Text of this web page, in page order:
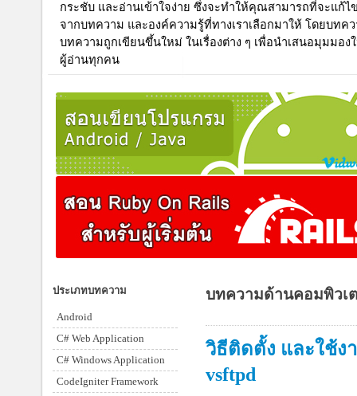
กระชับ และอ่านเข้าใจง่าย ซึ่งจะทำให้คุณสามารถที่จะแก้ไ
จากบทความ และองค์ความรู้ที่ทางเราเลือกมาให้ โดยบทค
บทความถูกเขียนขึ้นใหม่ ในเรื่องต่าง ๆ เพื่อนำเสนอมุมมอง
ผู้อ่านทุกคน
ประเภทบทความ
Android
C# Web Application
C# Windows Application
CodeIgniter Framework
บทความด้านคอมพิวเ
วิธีติดตั้ง และใช้ง
vsftpd